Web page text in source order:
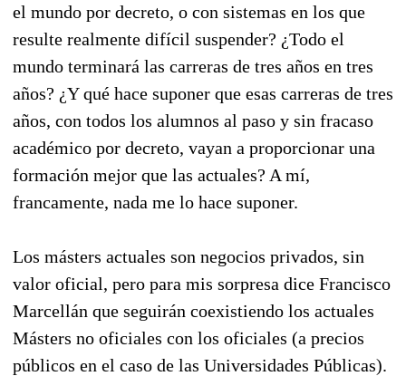
el mundo por decreto, o con sistemas en los que
resulte realmente difícil suspender? ¿Todo el
mundo terminará las carreras de tres años en tres
años? ¿Y qué hace suponer que esas carreras de tres
años, con todos los alumnos al paso y sin fracaso
académico por decreto, vayan a proporcionar una
formación mejor que las actuales? A mí,
francamente, nada me lo hace suponer.
Los másters actuales son negocios privados, sin
valor oficial, pero para mis sorpresa dice Francisco
Marcellán que seguirán coexistiendo los actuales
Másters no oficiales con los oficiales (a precios
públicos en el caso de las Universidades Públicas).